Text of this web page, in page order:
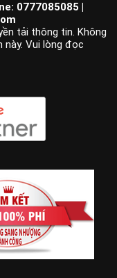
0777085085 |
tải thông tin. Không
Vui lòng đọc